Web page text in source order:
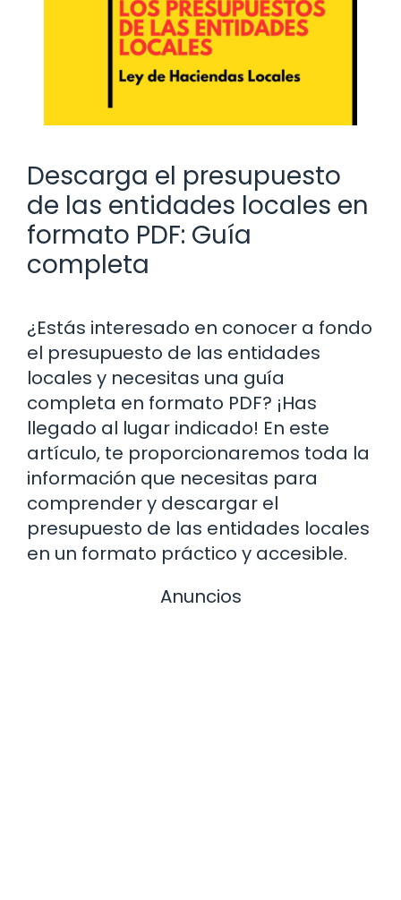
Descarga el presupuesto
de las entidades locales en
formato PDF: Guía
completa
¿Estás interesado en conocer a fondo
el presupuesto de las entidades
locales y necesitas una guía
completa en formato PDF? ¡Has
llegado al lugar indicado! En este
artículo, te proporcionaremos toda la
información que necesitas para
comprender y descargar el
presupuesto de las entidades locales
en un formato práctico y accesible.
Anuncios